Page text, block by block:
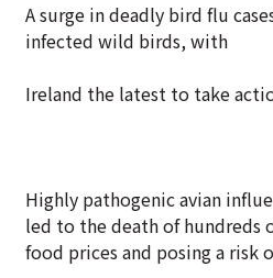
A surge in deadly bird flu
infected wild birds, with
Ireland the latest to take
Highly pathogenic avian
led to the death of hundreds
food prices and posing a risk